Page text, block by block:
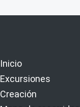
Inicio
Excursiones
Creación